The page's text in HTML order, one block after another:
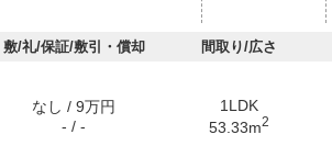
敷/礼/保証/敷引・償却 間取り/広さ
なし / 9万円
- / -
1LDK
53.33m2